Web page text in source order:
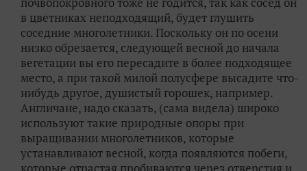
в цветниках неподходящий, будет глушить
соседние многолетники. Поскольку он по осени
низко обрезается, следующей весной до начала
вегетации вы его пересадите в более подходящее
место, а при такой милой полусфере высадите что-
нибудь другое, душистый горошек, например.
Англичане, надо сказать, (сама видела) широко
используют такие природные опоры при
выращивании многолетников, которые
устанавливают весной, когда появляются побеги,